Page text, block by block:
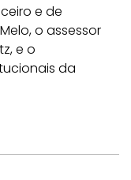
e de
o assessor
e o
da